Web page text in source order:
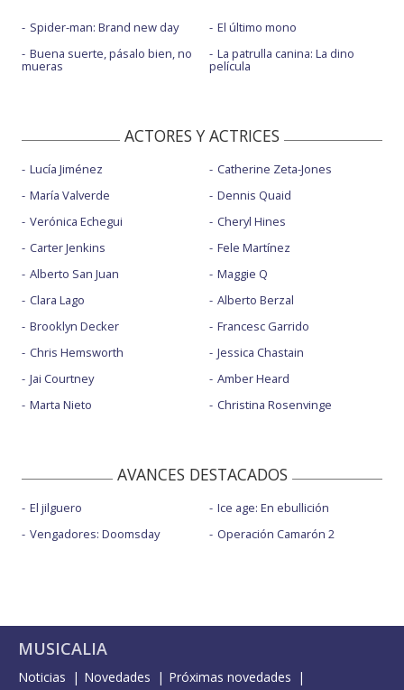
Spider-man: Brand new day
Buena suerte, pásalo bien, no
mueras
El último mono
La patrulla canina: La dino
película
ACTORES Y ACTRICES
Lucía Jiménez
María Valverde
Verónica Echegui
Carter Jenkins
Alberto San Juan
Clara Lago
Brooklyn Decker
Chris Hemsworth
Jai Courtney
Marta Nieto
Catherine Zeta-Jones
Dennis Quaid
Cheryl Hines
Fele Martínez
Maggie Q
Alberto Berzal
Francesc Garrido
Jessica Chastain
Amber Heard
Christina Rosenvinge
AVANCES DESTACADOS
El jilguero
Vengadores: Doomsday
Ice age: En ebullición
Operación Camarón 2
MUSICALIA
Noticias Novedades
Próximas novedades